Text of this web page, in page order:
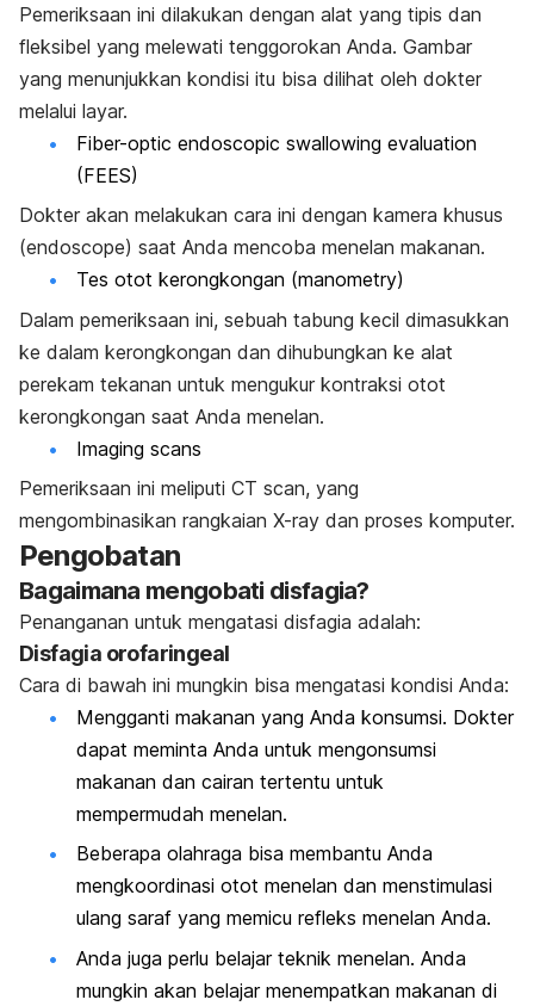
Pemeriksaan ini dilakukan dengan alat yang tipis dan
fleksibel yang melewati tenggorokan Anda. Gambar
yang menunjukkan kondisi itu bisa dilihat oleh dokter
melalui layar.
Fiber-optic endoscopic swallowing evaluation
(FEES)
Dokter akan melakukan cara ini dengan kamera khusus
(endoscope) saat Anda mencoba menelan makanan.
Tes otot kerongkongan (manometry)
Dalam pemeriksaan ini, sebuah tabung kecil dimasukkan
ke dalam kerongkongan dan dihubungkan ke alat
perekam tekanan untuk mengukur kontraksi otot
kerongkongan saat Anda menelan.
Imaging scans
Pemeriksaan ini meliputi CT scan, yang
mengombinasikan rangkaian X-ray dan proses komputer.
Pengobatan
Bagaimana mengobati disfagia?
Penanganan untuk mengatasi disfagia adalah:
Disfagia orofaringeal
Cara di bawah ini mungkin bisa mengatasi kondisi Anda:
Mengganti makanan yang Anda konsumsi. Dokter
dapat meminta Anda untuk mengonsumsi
makanan dan cairan tertentu untuk
mempermudah menelan.
Beberapa olahraga bisa membantu Anda
mengkoordinasi otot menelan dan menstimulasi
ulang saraf yang memicu refleks menelan Anda.
Anda juga perlu belajar teknik menelan. Anda
mungkin akan belajar menempatkan makanan di